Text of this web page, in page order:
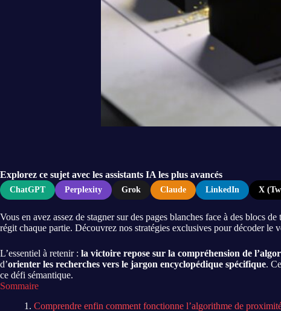
Explorez ce sujet avec les assistants IA les plus avancés
ChatGPT Perplexity Grok Claude LinkedIn X
Vous en avez assez de stagner sur des pages blanches face à des blocs
régit chaque partie. Découvrez nos stratégies exclusives pour décoder
L’essentiel à retenir : la victoire repose sur la compréhension de
d’orienter les recherches vers le jargon encyclopédique spécifique.
ce défi sémantique.
Sommaire
Comprendre enfin comment fonctionne l’algorithme de